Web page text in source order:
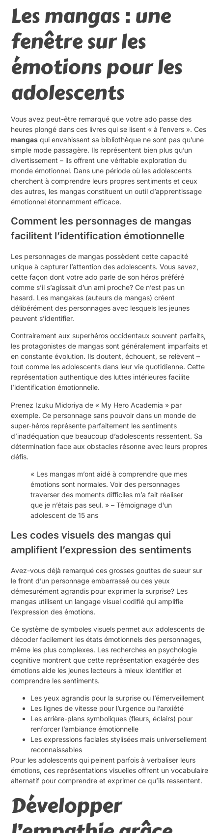
Les mangas : une
fenêtre sur les
émotions pour les
adolescents
Vous avez peut-être remarqué que votre ado passe des
heures plongé dans ces livres qui se lisent « à l’envers ». Ces
mangas qui envahissent sa bibliothèque ne sont pas qu’une
simple mode passagère. Ils représentent bien plus qu’un
divertissement – ils offrent une véritable exploration du
monde émotionnel. Dans une période où les adolescents
cherchent à comprendre leurs propres sentiments et ceux
des autres, les mangas constituent un outil d’apprentissage
émotionnel étonnamment efficace.
Comment les personnages de mangas
facilitent l’identification émotionnelle
Les personnages de mangas possèdent cette capacité
unique à capturer l’attention des adolescents. Vous savez,
cette façon dont votre ado parle de son héros préféré
comme s’il s’agissait d’un ami proche? Ce n’est pas un
hasard. Les mangakas (auteurs de mangas) créent
délibérément des personnages avec lesquels les jeunes
peuvent s’identifier.
Contrairement aux superhéros occidentaux souvent parfaits,
les protagonistes de mangas sont généralement imparfaits et
en constante évolution. Ils doutent, échouent, se relèvent –
tout comme les adolescents dans leur vie quotidienne. Cette
représentation authentique des luttes intérieures facilite
l’identification émotionnelle.
Prenez Izuku Midoriya de « My Hero Academia » par
exemple. Ce personnage sans pouvoir dans un monde de
super-héros représente parfaitement les sentiments
d’inadéquation que beaucoup d’adolescents ressentent. Sa
détermination face aux obstacles résonne avec leurs propres
défis.
« Les mangas m’ont aidé à comprendre que mes
émotions sont normales. Voir des personnages
traverser des moments difficiles m’a fait réaliser
que je n’étais pas seul. » – Témoignage d’un
adolescent de 15 ans
Les codes visuels des mangas qui
amplifient l’expression des sentiments
Avez-vous déjà remarqué ces grosses gouttes de sueur sur
le front d’un personnage embarrassé ou ces yeux
démesurément agrandis pour exprimer la surprise? Les
mangas utilisent un langage visuel codifié qui amplifie
l’expression des émotions.
Ce système de symboles visuels permet aux adolescents de
décoder facilement les états émotionnels des personnages,
même les plus complexes. Les recherches en psychologie
cognitive montrent que cette représentation exagérée des
émotions aide les jeunes lecteurs à mieux identifier et
comprendre les sentiments.
Les yeux agrandis pour la surprise ou l’émerveillement
Les lignes de vitesse pour l’urgence ou l’anxiété
Les arrière-plans symboliques (fleurs, éclairs) pour
renforcer l’ambiance émotionnelle
Les expressions faciales stylisées mais universellement
reconnaissables
Pour les adolescents qui peinent parfois à verbaliser leurs
émotions, ces représentations visuelles offrent un vocabulaire
alternatif pour comprendre et exprimer ce qu’ils ressentent.
Développer